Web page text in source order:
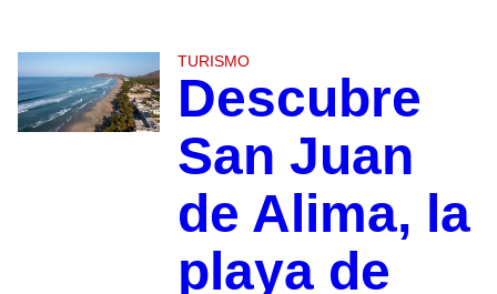
TURISMO
Descubre
San Juan
de Alima, la
playa de